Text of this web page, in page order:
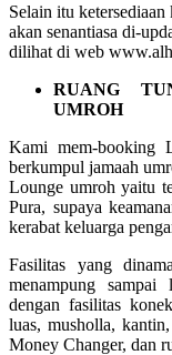
Selain itu
akan senantiasa di-
dilihat di web
RUANG
UMROH
Kami mem-booking
berkumpul jamaah
Lounge umroh yaitu
Pura, supaya
kerabat keluarga
Fasilitas yang
menampung
dengan fasilitas
luas, musholla,
Money Changer, dan